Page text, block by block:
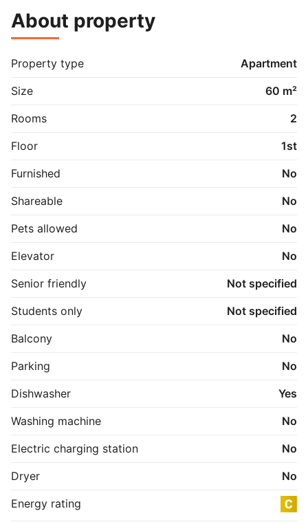
en lys og rummelig stue, et pænt køkken med god
bordplads, stort soveværelse med fransk altan samt
Lejligheden ligger i en pæn og velholdt ejendom med
en hyggelig gårdhave, fint fælles vaskeri og
Lejemålet er fra lejers side uopsigelig de første 12
tillades ikke.
About property
Property type
Apartment
Size
60 m²
Rooms
2
Floor
1st
Furnished
No
Shareable
No
Pets allowed
No
Elevator
No
Senior friendly
Not specified
Students only
Not specified
Balcony
No
Parking
No
Dishwasher
Yes
Washing machine
No
Electric charging station
No
Dryer
No
Energy rating